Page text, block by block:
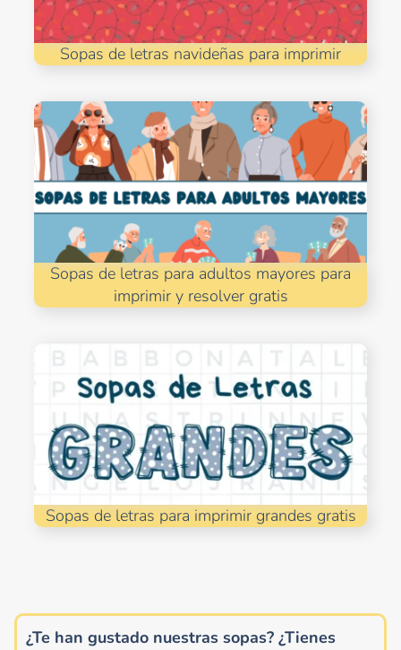
Sopas de letras navideñas para imprimir
Sopas de letras para adultos mayores para
imprimir y resolver gratis
Sopas de letras para imprimir grandes gratis
¿Te han gustado nuestras sopas? ¿Tienes